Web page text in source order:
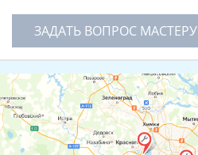
ЗАДАТЬ ВОПРОС МАСТЕРУ